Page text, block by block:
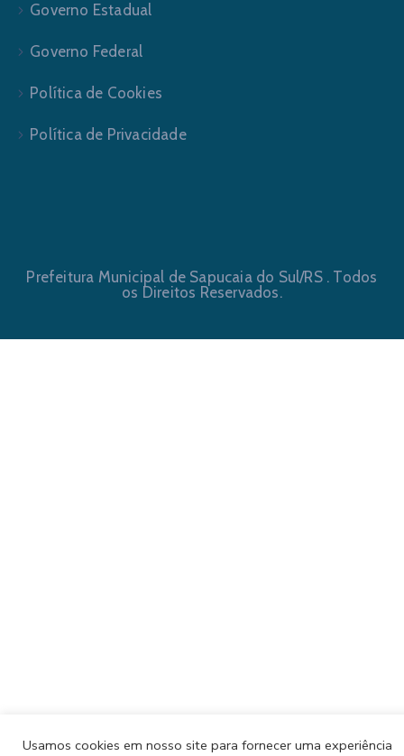
Governo Estadual
Governo Federal
Política de Cookies
Política de Privacidade
Prefeitura Municipal de Sapucaia do Sul/RS . Todos
os Direitos Reservados.
Usamos cookies em nosso site para fornecer uma experiência